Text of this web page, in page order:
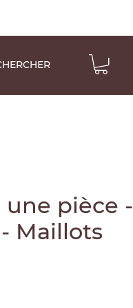
une pièce -
Maillots